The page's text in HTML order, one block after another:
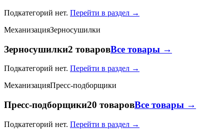
Подкатегорий нет. Перейти в раздел →
МеханизацияЗерносушилки
Зерносушилки2 товаровВсе товары →
Подкатегорий нет. Перейти в раздел →
МеханизацияПресс-подборщики
Пресс-подборщики20 товаровВсе товары →
Подкатегорий нет. Перейти в раздел →